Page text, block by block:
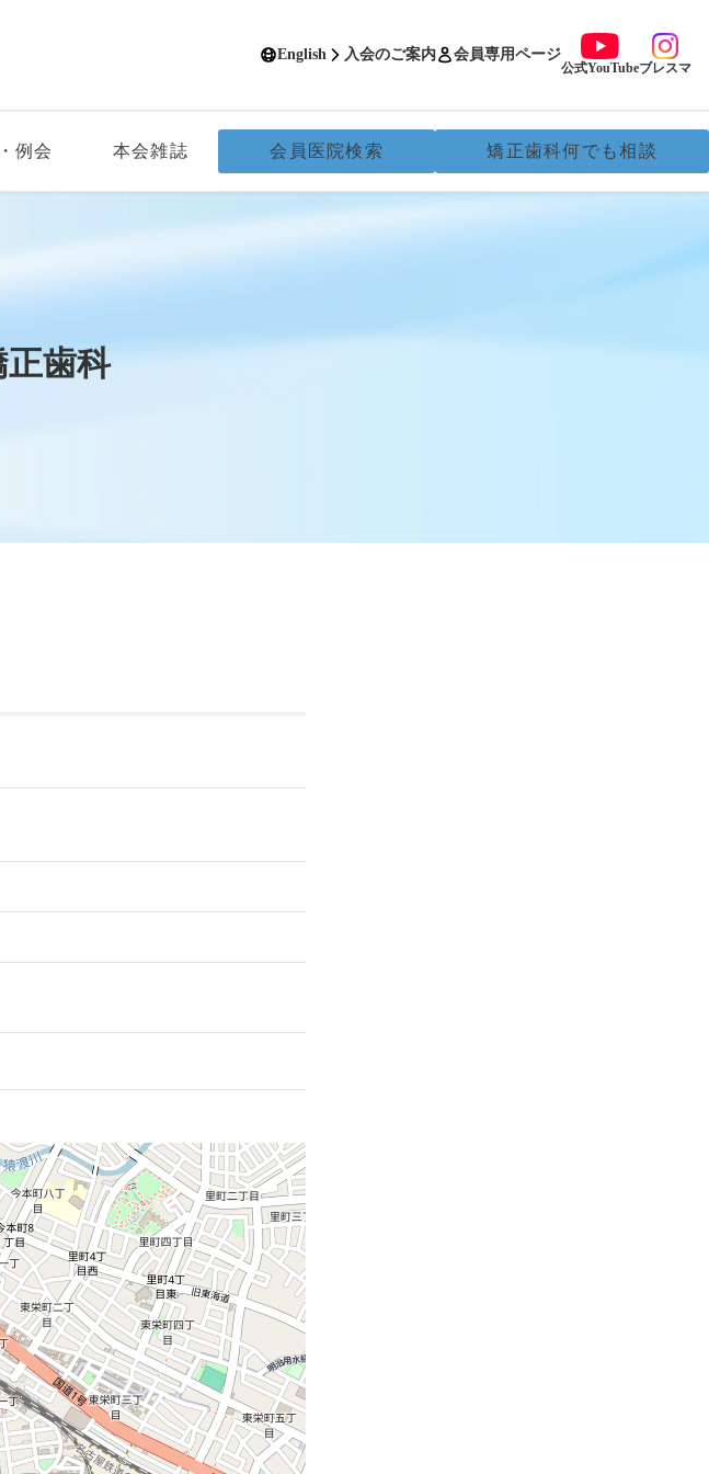
English 入会のご案内 会員専用ページ
公式YouTubeブレスマ
例会 本会雑誌 会員医院検索 矯正歯科何でも相談
歯科